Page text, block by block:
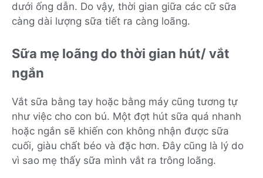
dưới ống dẫn. Do vậy, thời gian giữa các cữ sữa
càng dài lượng sữa tiết ra càng loãng.
Sữa mẹ loãng do thời gian hút/ vắt
ngắn
Vắt sữa bằng tay hoặc bằng máy cũng tương tự
như việc cho con bú. Một đợt hút sữa quá nhanh
hoặc ngắn sẽ khiến con không nhận được sữa
cuối, giàu chất béo và đặc hơn. Đây cũng là lý do
vì sao mẹ thấy sữa mình vắt ra trông loãng.